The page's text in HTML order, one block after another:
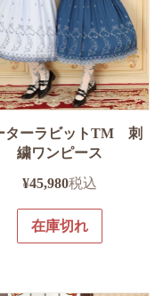
ターラビットTM 刺
繍ワンピース
¥45,980税込
在庫切れ